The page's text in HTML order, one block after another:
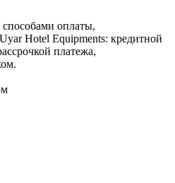
оплаты,
Hotel Equipments: кредитной
платежа,